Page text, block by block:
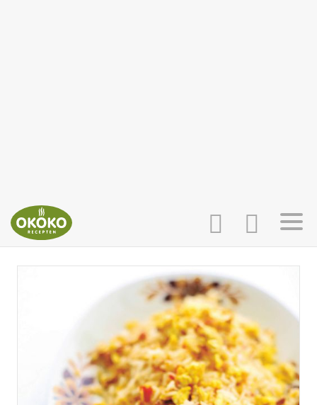
INLOGGEN
AANMELDEN
HOME
RECEPTEN
WEEKMENU'S